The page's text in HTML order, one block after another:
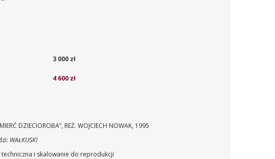
3 000 zł
4 600 zł
DZIECIOROBA”, REŻ. WOJCIECH NOWAK, 1995
WAŁKUSKI
i skalowanie do reprodukcji